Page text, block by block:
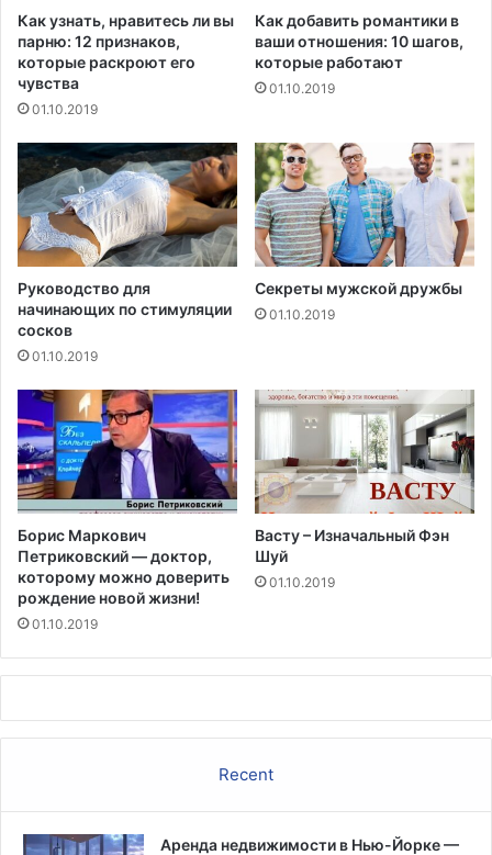
В
н
а
р
г
а
н
и
м
т
з
а
в
с
и
т
о
т
с
п
е
ц
и
к
и
м
о
з
г
а
Как узнать, нравитесь ли вы
парню: 12 признаков,
которые раскроют его
чувства
01.10.2019
Как добавить романтики в
ваши отношения: 10 шагов,
которые работают
01.10.2019
Руководство для
начинающих по стимуляции
сосков
01.10.2019
Секреты мужской дружбы
01.10.2019
Борис Маркович
Петриковский — доктор,
которому можно доверить
рождение новой жизни!
01.10.2019
Васту – Изначальный Фэн
Шуй
01.10.2019
Recent
Аренда недвижимости в Нью-Йорке —